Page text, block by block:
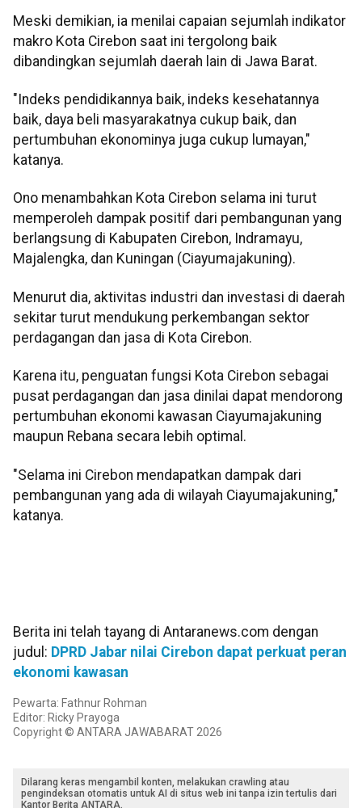
Meski demikian, ia menilai capaian sejumlah indikator
makro Kota Cirebon saat ini tergolong baik
dibandingkan sejumlah daerah lain di Jawa Barat.
"Indeks pendidikannya baik, indeks kesehatannya
baik, daya beli masyarakatnya cukup baik, dan
pertumbuhan ekonominya juga cukup lumayan,"
katanya.
Ono menambahkan Kota Cirebon selama ini turut
memperoleh dampak positif dari pembangunan yang
berlangsung di Kabupaten Cirebon, Indramayu,
Majalengka, dan Kuningan (Ciayumajakuning).
Menurut dia, aktivitas industri dan investasi di daerah
sekitar turut mendukung perkembangan sektor
perdagangan dan jasa di Kota Cirebon.
Karena itu, penguatan fungsi Kota Cirebon sebagai
pusat perdagangan dan jasa dinilai dapat mendorong
pertumbuhan ekonomi kawasan Ciayumajakuning
maupun Rebana secara lebih optimal.
"Selama ini Cirebon mendapatkan dampak dari
pembangunan yang ada di wilayah Ciayumajakuning,"
katanya.
Berita ini telah tayang di Antaranews.com dengan
judul: DPRD Jabar nilai Cirebon dapat perkuat peran
ekonomi kawasan
Pewarta: Fathnur Rohman
Editor: Ricky Prayoga
Copyright © ANTARA JAWABARAT 2026
Dilarang keras mengambil konten, melakukan crawling atau
pengindeksan otomatis untuk AI di situs web ini tanpa izin tertulis dari
Kantor Berita ANTARA.